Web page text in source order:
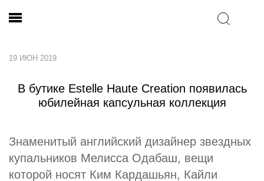
19 ИЮН 2019
В бутике Estelle Haute Creation появилась
юбилейная капсульная коллекция
Знаменитый английский дизайнер звездных
купальников Мелисса Одабаш, вещи
которой носят Ким Кардашьян, Кайли